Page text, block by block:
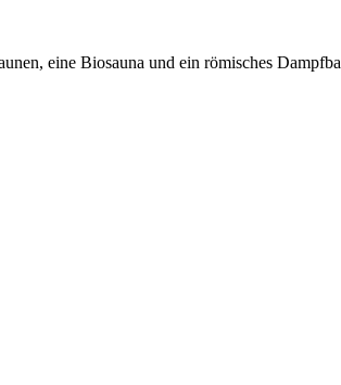
eine Biosauna und ein römisches